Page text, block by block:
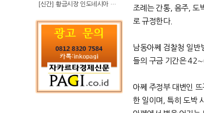
[신간] 황금시장 인도네시아 슈퍼리치의 성공 수업
조례는 간통, 음주 도
로 규정한다.
남동아쩨 검찰청 일반
들의 구금 기간은
아쩨 주정부 대변인
한 일이며
특히 도박